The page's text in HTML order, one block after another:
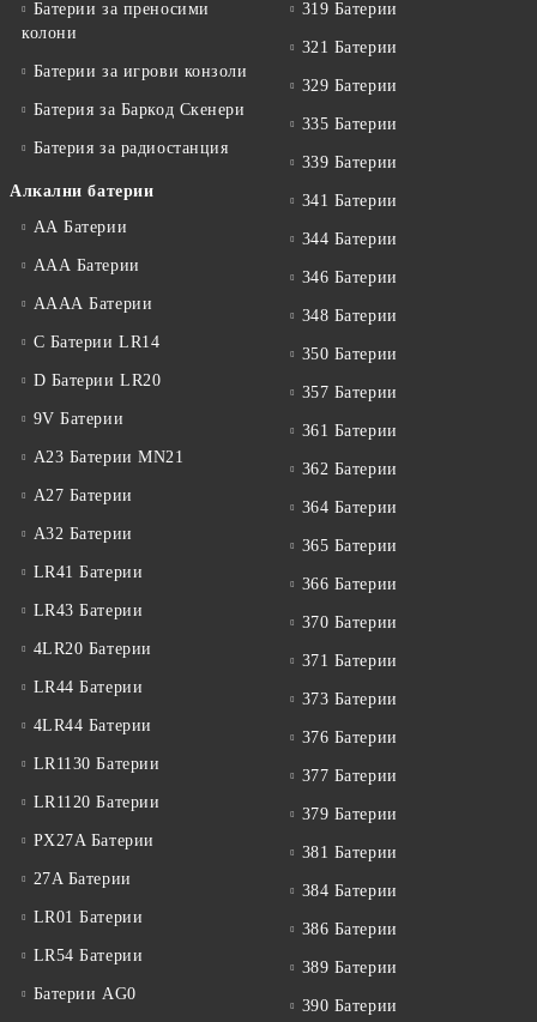
Батерии за преносими
колони
Батерии за игрови конзоли
Батерия за Баркод Скенери
Батерия за радиостанция
Алкални батерии
АА Батерии
ААА Батерии
АААА Батерии
C Батерии LR14
D Батерии LR20
9V Батерии
A23 Батерии MN21
A27 Батерии
A32 Батерии
LR41 Батерии
LR43 Батерии
4LR20 Батерии
LR44 Батерии
4LR44 Батерии
LR1130 Батерии
LR1120 Батерии
PX27A Батерии
27A Батерии
LR01 Батерии
LR54 Батерии
Батерии AG0
319 Батерии
321 Батерии
329 Батерии
335 Батерии
339 Батерии
341 Батерии
344 Батерии
346 Батерии
348 Батерии
350 Батерии
357 Батерии
361 Батерии
362 Батерии
364 Батерии
365 Батерии
366 Батерии
370 Батерии
371 Батерии
373 Батерии
376 Батерии
377 Батерии
379 Батерии
381 Батерии
384 Батерии
386 Батерии
389 Батерии
390 Батерии